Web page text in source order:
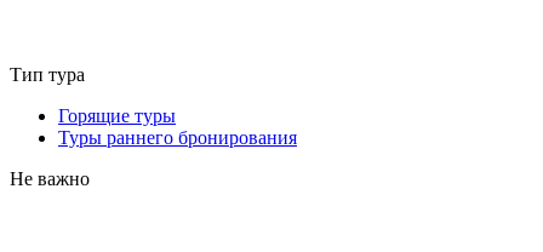
Тип тура
Горящие туры
Туры раннего бронирования
Не важно